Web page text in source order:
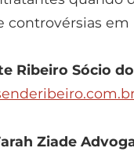
controvérsias
Ribeiro Sócio
Ziade